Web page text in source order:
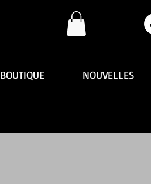
BOUTIQUE NOUVELLES